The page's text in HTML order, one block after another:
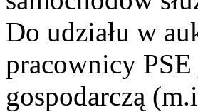
Do udziału w
pracownicy
gospodarczą